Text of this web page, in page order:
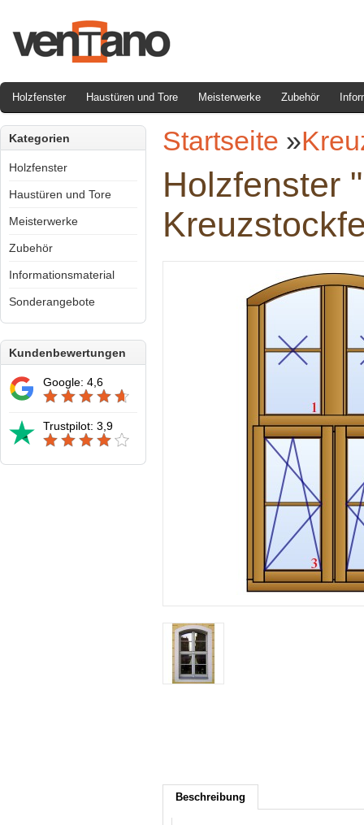
Holzfenster Haustüren und Tore Meisterwerke Zubehör
Kategorien
Holzfenster
Haustüren und Tore
Meisterwerke
Zubehör
Informationsmaterial
Sonderangebote
Kundenbewertungen
Google: 4,6
Trustpilot: 3,9
Startseite »
Holzfenster
Beschreibung